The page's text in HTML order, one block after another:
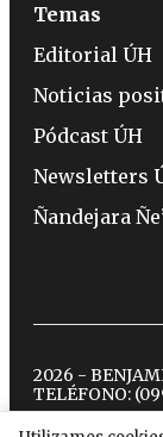
Temas
Editorial ÚH
Noticias
Pódcast ÚH
Newsletters
Ñandejara
2026 -
TELÉFONO: